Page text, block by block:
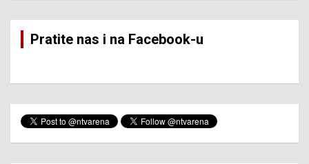
Pratite nas i na Facebook-u